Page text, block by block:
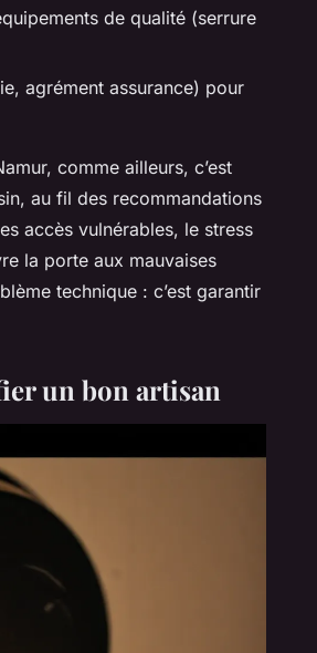
de qualité (serrure
agrément assurance) pour
comme ailleurs, c’est
au fil des recommandations
accès vulnérables, le stress
la porte aux mauvaises
technique : c’est garantir
un bon artisan